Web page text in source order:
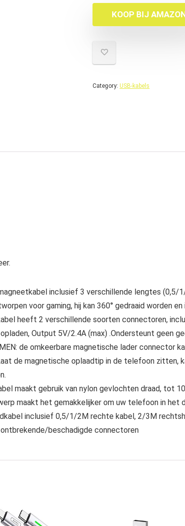
KOOP BIJ
Category: USB-kabels
magneetkabel inclusief 3 verschillende lengtes
voor gaming, hij kan 360° gedraaid worden
heeft 2 verschillende soorten connectoren,
Output 5V/2.4A (max) .Ondersteunt geen
de omkeerbare magnetische lader
de magnetische oplaadtip in de telefoon zitten,
maakt gebruik van nylon gevlochten draad,
maakt het gemakkelijker om uw telefoon in het
inclusief 0,5/1/2M rechte kabel, 2/3M
beschadigde connectoren